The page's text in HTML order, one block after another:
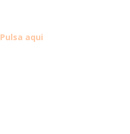
Pulsa aqui